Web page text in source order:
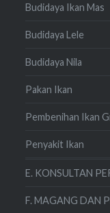
Budidaya Ikan Mas
Budidaya Lele
Budidaya Nila
Pakan Ikan
Pembenihan Ikan
Penyakit Ikan
E. KONSULTAN
F. MAGANG DAN